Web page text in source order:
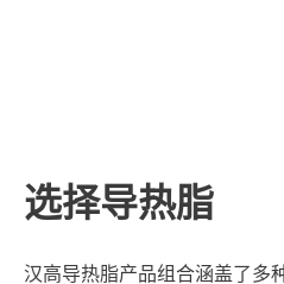
选择导热脂
汉高导热脂产品组合涵盖了多